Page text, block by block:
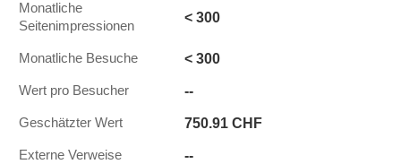
Monatliche
Seitenimpressionen
< 300
Monatliche Besuche < 300
Wert pro Besucher --
Geschätzter Wert 750.91 CHF
Externe Verweise --